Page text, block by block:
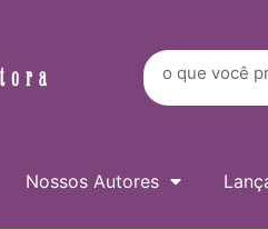
Search
Nossos Autores